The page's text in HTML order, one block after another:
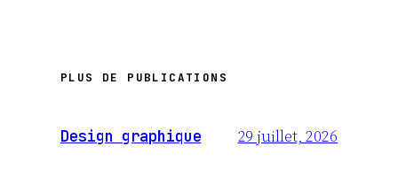
PLUS DE PUBLICATIONS
Design graphique 29 juillet, 2026